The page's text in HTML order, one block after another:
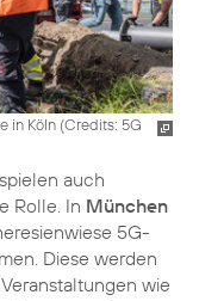
in Köln (Credits: 5G
auch
Rolle. In München
5G-
Diese werden
wie